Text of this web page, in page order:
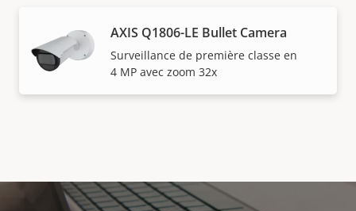
AXIS Q1806-LE Bullet Camera
Surveillance de première classe en
4 MP avec zoom 32x